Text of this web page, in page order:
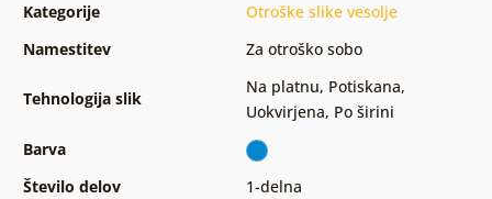
Kategorije
Otroške slike vesolje
Namestitev
Za otroško sobo
Tehnologija slik
Na platnu, Potiskana,
Uokvirjena, Po širini
Barva
Število delov
1-delna